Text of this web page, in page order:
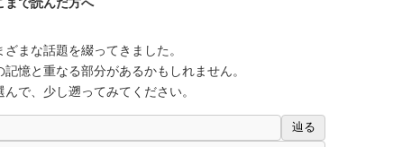
まな話題を綴ってきました。
憶と重なる部分があるかもしれません。
で、少し遡ってみてください。
辿る